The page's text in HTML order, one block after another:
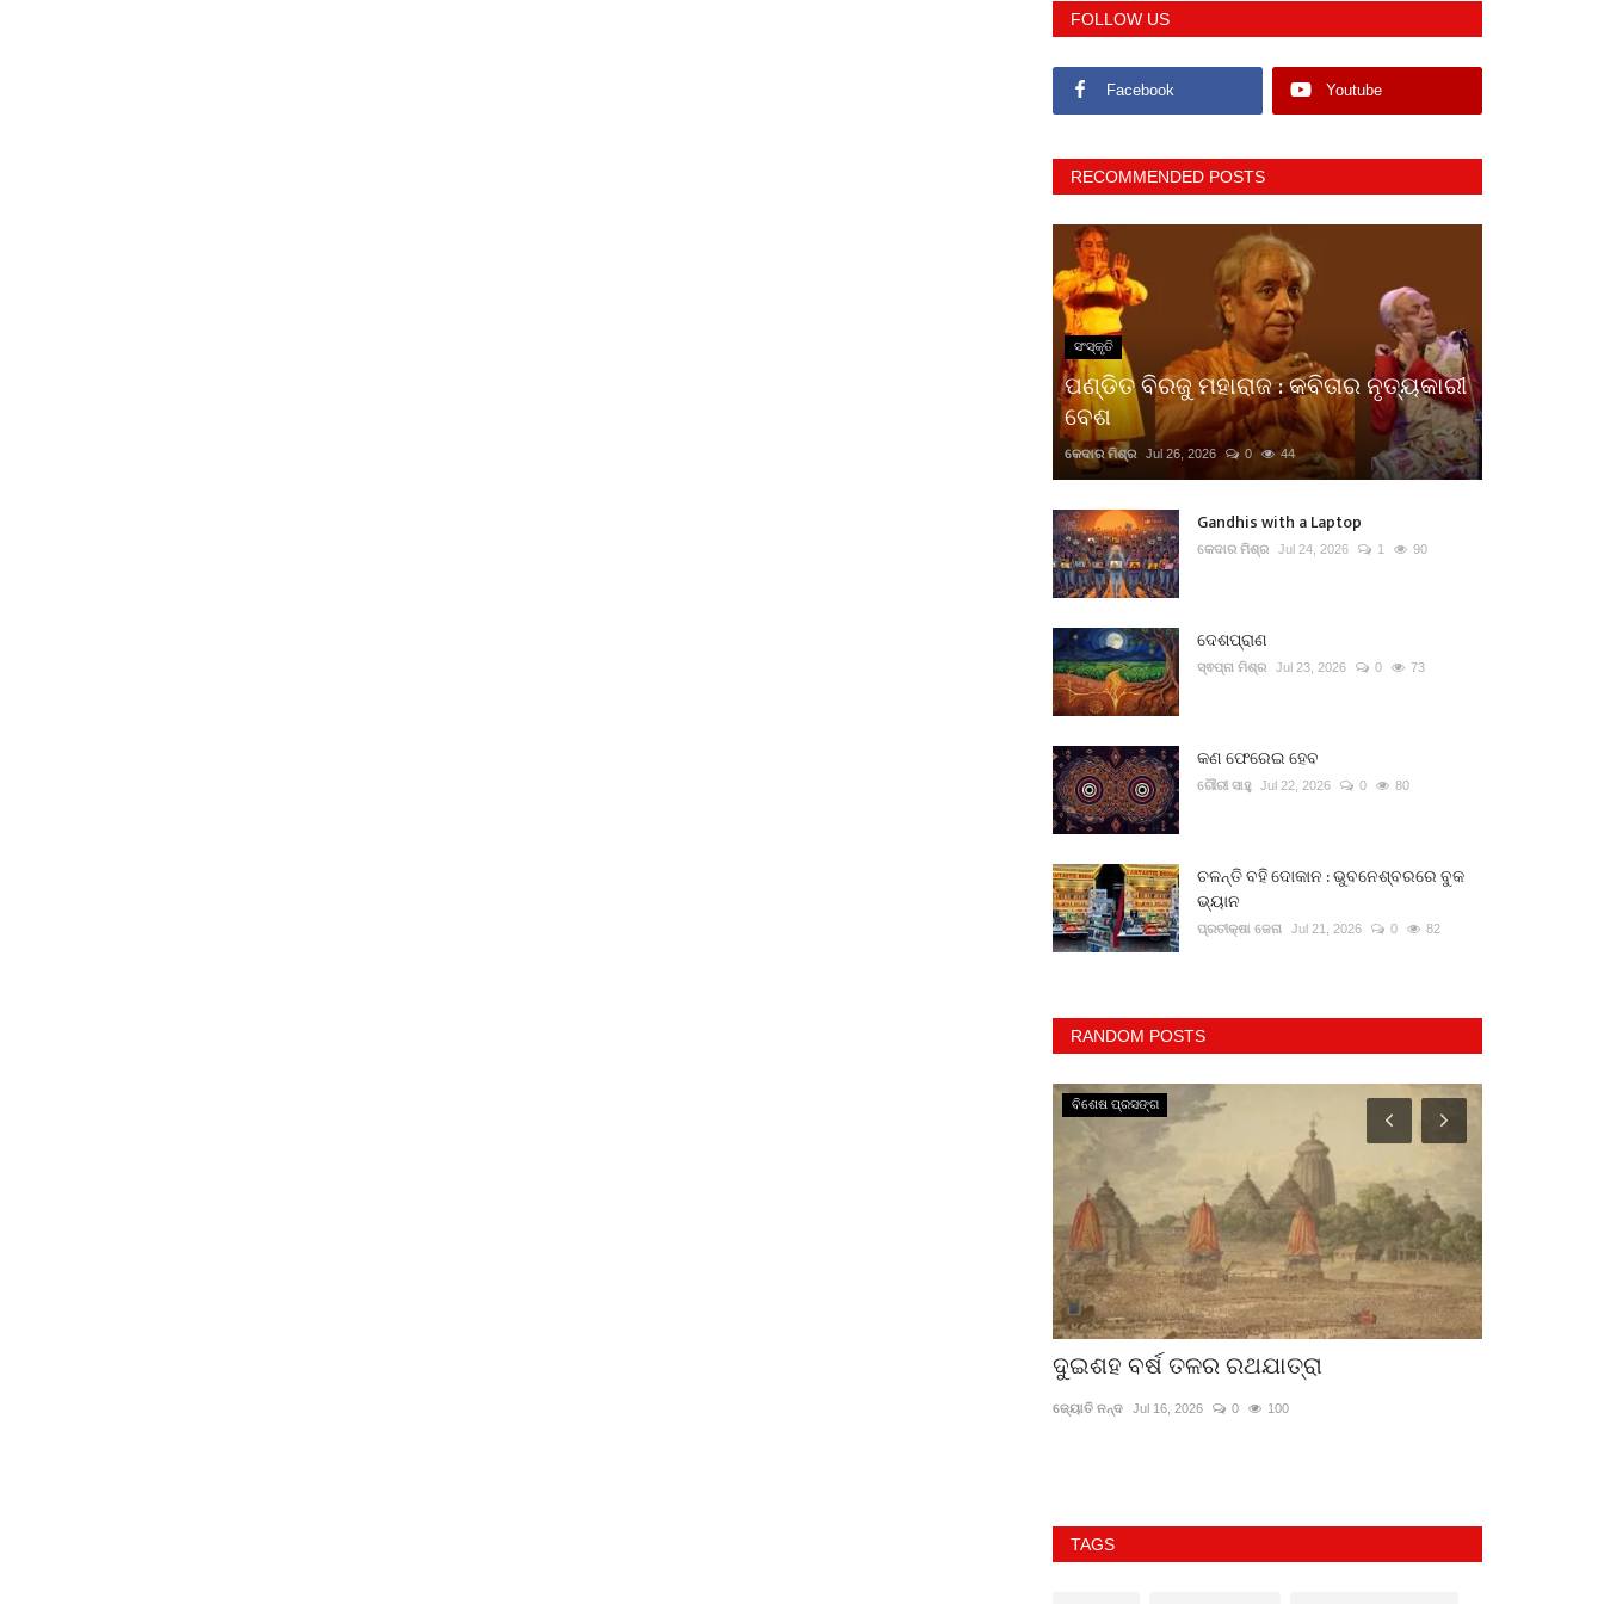
FOLLOW US
Facebook Youtube
RECOMMENDED POSTS
ସଂସ୍କୃତି
ପଣ୍ଡିତ ବିରଜୁ ମହାରାଜ : କବିତାର ନୃତ୍ୟକାରୀ
ବେଶ
କେଦାର ମିଶ୍ର Jul 26, 2026 0 44
Gandhis with a Laptop
କେଦାର ମିଶ୍ର Jul 24, 2026 1 90
ଦେଶପ୍ରାଣ
ସ୍ଵପ୍ନା ମିଶ୍ର Jul 23, 2026 0 73
କଣ ଫେରେଇ ହେବ
ଗୌରୀ ସାହୁ Jul 22, 2026 0 80
ଚଳନ୍ତି ବହି ଦୋକାନ : ଭୁବନେଶ୍ବରରେ ବୁକ
ଭ୍ୟାନ
ପ୍ରତୀକ୍ଷା ଜେନା Jul 21, 2026 0 82
RANDOM POSTS
ବିଶେଷ ପ୍ରସଙ୍ଗ
ଦୁଇଶହ ବର୍ଷ ତଳର ରଥଯାତ୍ରା
ଜ୍ୟୋତି ନନ୍ଦ Jul 16, 2026 0 100
TAGS